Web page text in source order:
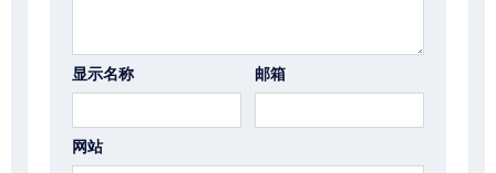
显示名称 邮箱
网站